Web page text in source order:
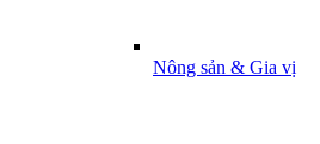
Nông sản & Gia vị